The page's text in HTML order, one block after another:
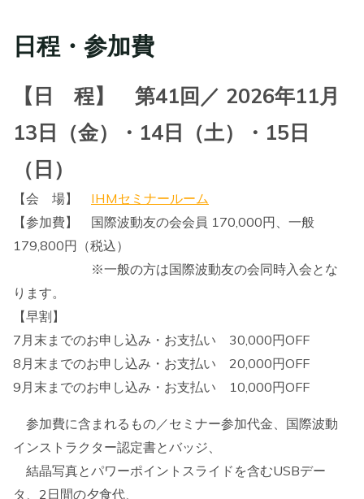
日程・参加費
【日 程】 第41回／ 2026年11月
13日（金）・14日（土）・15日
（日）
【会 場】 IHMセミナールーム
【参加費】 国際波動友の会会員 170,000円、一般
179,800円（税込）
※一般の方は国際波動友の会同時入会とな
ります。
【早割】
7月末までのお申し込み・お支払い 30,000円OFF
8月末までのお申し込み・お支払い 20,000円OFF
9月末までのお申し込み・お支払い 10,000円OFF
参加費に含まれるもの／セミナー参加代金、国際波動
インストラクター認定書とバッジ、
結晶写真とパワーポイントスライドを含むUSBデー
タ、2日間の夕食代、